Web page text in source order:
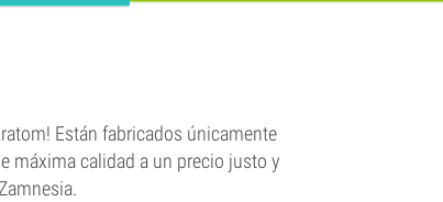
Están fabricados únicamente
máxima calidad a un precio justo y